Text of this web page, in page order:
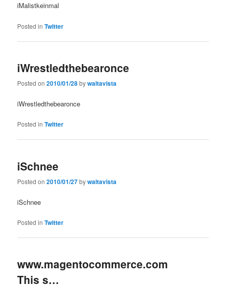
iMalistkeinmal
Posted in Twitter
iWrestledthebearonce
Posted on2010/01/28bywaltavista
iWrestledthebearonce
Posted in Twitter
iSchnee
Posted on2010/01/27bywaltavista
iSchnee
Posted in Twitter
www.magentocommerce.com
This s…